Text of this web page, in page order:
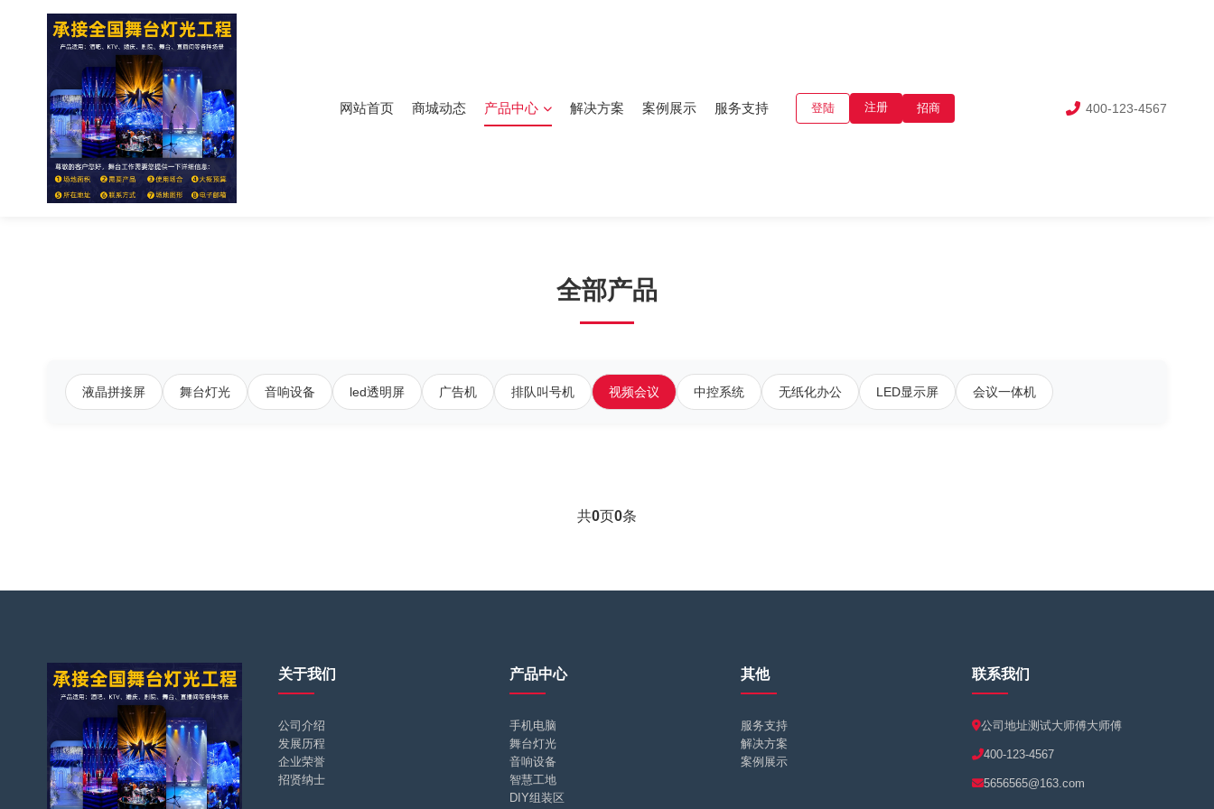
网站首页 商城动态 产品中心 解决方案 案例展示 服务支持 登陆 注册 招商 400-123-4567
全部产品
液晶拼接屏 舞台灯光 音响设备 led透明屏 广告机 排队叫号机 视频会议 中控系统 无纸化办公 LED显示屏 会议一体机
共0页0条
关于我们
公司介绍
发展历程
企业荣誉
招贤纳士
产品中心
手机电脑
舞台灯光
音响设备
智慧工地
DIY组装区
其他
服务支持
解决方案
案例展示
联系我们
公司地址测试大师傅大师傅
400-123-4567
5656565@163.com